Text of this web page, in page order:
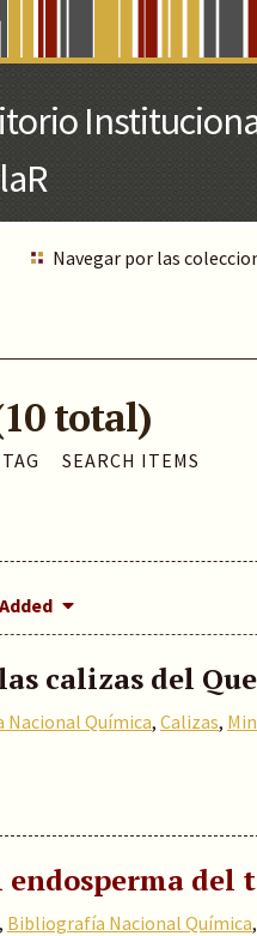
Navegar por las
total)
SEARCH ITEMS
calizas del
Química, Calizas,
endosperma del
, Bibliografía Nacional Química,